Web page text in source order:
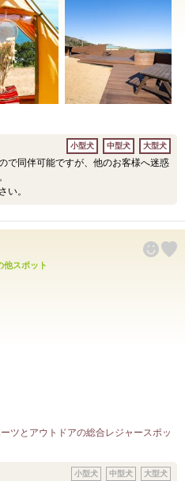
で同伴可能ですが、他のお客様へ迷惑
い。
小型犬 中型犬 大型犬
他スポット
ツとアウトドアの総合レジャースポッ
小型犬 中型犬 大型犬